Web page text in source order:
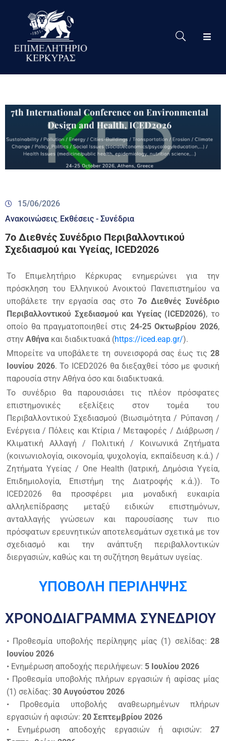
Το
Eπιμελητήριο
Νέα
Υπηρεσίες
Πληροφόρηση
Συνδέσεις
15/06/2026
Ανακοινώσεις Εκθέσεις - Συνέδρια
7ο Διεθνές Συνέδριο Περιβαλλοντικού
Σχεδιασμού και Υγείας, ICED2026
Το Επιμελητήριο Κέρκυρας ενημερώνει για την
πρόσκληση του Ελληνικού Ανοικτού Πανεπιστημίου να
υποβάλετε την εργασία σας στο 7ο Διεθνές Συνέδριο
Περιβαλλοντικού Σχεδιασμού και Υγείας (ICED2026), το
οποίο θα πραγματοποιηθεί στις 24-25 Οκτωβρίου 2026,
στην Αθήνα και διαδικτυακά (https://iced.eap.gr/).
Μπορείτε να υποβάλετε τη συνεισφορά σας έως τις 28
Ιουνίου 2026. Το ICED2026 θα διεξαχθεί τόσο με φυσική
παρουσία στην Αθήνα όσο και διαδικτυακά.
Το συνέδριο θα παρουσιάσει τις πλέον πρόσφατες
επιστημονικές εξελίξεις στον τομέα του
Περιβαλλοντικού Σχεδιασμού (Βιωσιμότητα / Ρύπανση /
Ενέργεια / Πόλεις και Κτίρια / Μεταφορές / Διάβρωση /
Κλιματική Αλλαγή / Πολιτική / Κοινωνικά Ζητήματα
(κοινωνιολογία, οικονομία, ψυχολογία, εκπαίδευση κ.ά.) /
Ζητήματα Υγείας / One Health (Ιατρική, Δημόσια Υγεία,
Επιδημιολογία, Επιστήμη της Διατροφής κ.ά.)). Το
ICED2026 θα προσφέρει μια μοναδική ευκαιρία
αλληλεπίδρασης μεταξύ ειδικών επιστημόνων,
ανταλλαγής γνώσεων και παρουσίασης των πιο
πρόσφατων ερευνητικών αποτελεσμάτων σχετικά με τον
σχεδιασμό και την ανάπτυξη περιβαλλοντικών
διεργασιών, καθώς και τη συζήτηση θεμάτων υγείας.
ΥΠΟΒΟΛΗ ΠΕΡΙΛΗΨΗΣ
ΧΡΟΝΟΔΙΑΓΡΑΜΜΑ ΣΥΝΕΔΡΙΟΥ
• Προθεσμία υποβολής περίληψης μίας (1) σελίδας: 28
Ιουνίου 2026
• Ενημέρωση αποδοχής περιλήψεων: 5 Ιουλίου 2026
• Προθεσμία υποβολής πλήρων εργασιών ή αφίσας μίας
(1) σελίδας: 30 Αυγούστου 2026
• Προθεσμία υποβολής αναθεωρημένων πλήρων
εργασιών ή αφισών: 20 Σεπτεμβρίου 2026
• Ενημέρωση αποδοχής εργασιών ή αφισών: 27